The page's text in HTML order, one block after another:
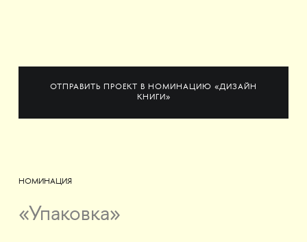
ОТПРАВИТЬ ПРОЕКТ В НОМИНАЦИЮ «ДИЗАЙН
КНИГИ»
НОМИНАЦИЯ
«Упаковка»